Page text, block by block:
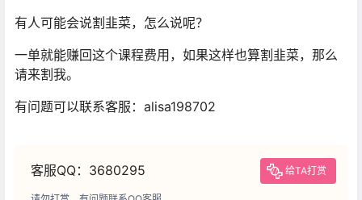
有人可能会说割韭菜，怎么说呢？
一单就能赚回这个课程费用，如果这样也算割韭菜，那么
请来割我。
有问题可以联系客服：alisa198702
客服QQ：3680295 给TA打赏